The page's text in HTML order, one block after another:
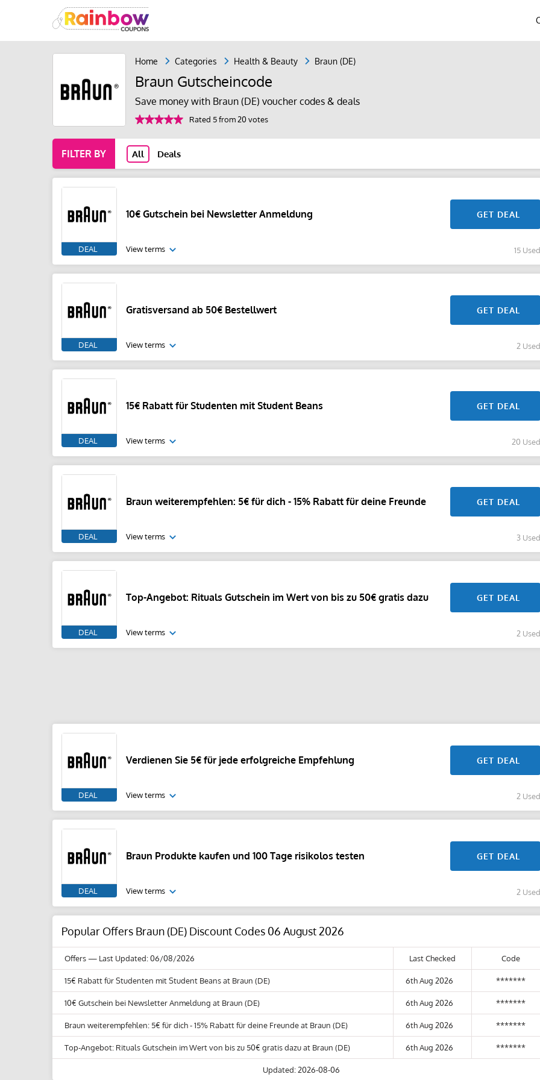
Home Categories Health & Beauty Braun (DE)
Braun Gutscheincode
Save money with Braun (DE) voucher codes & deals
Rated 5 from 20 votes
FILTER BY All Deals
DEAL
10€ Gutschein bei Newsletter Anmeldung GET DEAL
View terms 15 Used
DEAL
Gratisversand ab 50€ Bestellwert GET DEAL
View terms 2 Used
DEAL
15€ Rabatt für Studenten mit Student Beans GET DEAL
View terms 20 Used
DEAL
Braun weiterempfehlen: 5€ für dich - 15% Rabatt für deine Freunde GET DEAL
View terms 3 Used
DEAL
Top-Angebot: Rituals Gutschein im Wert von bis zu 50€ gratis dazu GET DEAL
View terms 2 Used
DEAL
Verdienen Sie 5€ für jede erfolgreiche Empfehlung GET DEAL
View terms 2 Used
DEAL
Braun Produkte kaufen und 100 Tage risikolos testen GET DEAL
View terms 2 Used
Popular Offers Braun (DE) Discount Codes 06 August 2026
Offers— Last Updated: 06/08/2026 Last Checked Code
15€ Rabatt für Studenten mit Student Beans at Braun (DE) 6th Aug 2026 *******
10€ Gutschein bei Newsletter Anmeldung at Braun (DE) 6th Aug 2026 *******
Braun weiterempfehlen: 5€ für dich - 15% Rabatt für deine Freunde at Braun (DE) 6th Aug 2026 *******
Top-Angebot: Rituals Gutschein im Wert von bis zu 50€ gratis dazu at Braun (DE) 6th Aug 2026 *******
Updated: 2026-08-06